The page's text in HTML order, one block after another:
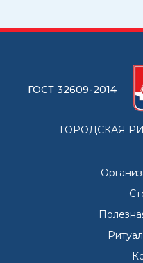
ГОСТ 32609-2014
ГОРОДСКАЯ